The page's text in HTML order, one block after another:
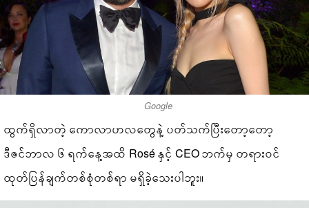
Google
ထွက်ရှိလာတဲ့ ကောလာဟလတွေနဲ့ ပတ်သက်ပြီးတော့တော့
ဒီဇင်ဘာလ ၆ ရက်နေ့အထိ Rosé နှင့် CEO ဘက်မှ တရားဝင်
ထုတ်ပြန်ချက်တစ်စုံတစ်ရာ မရှိခဲ့သေးပါဘူး။